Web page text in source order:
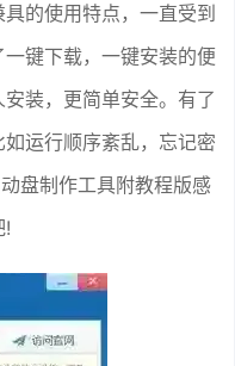
的使用特点，一直受到
键下载，一键安装的便
装，更简单安全。有了
运行顺序紊乱，忘记密
盘制作工具附教程版感
!